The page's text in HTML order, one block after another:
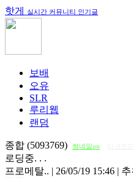
핫게 실시간 커뮤니티 인기글
보배
오유
SLR
루리웹
랜덤
종합 (5093769) 썸네일on
로딩중. . .
프로메탈.. | 26/05/19 15:46 | 추